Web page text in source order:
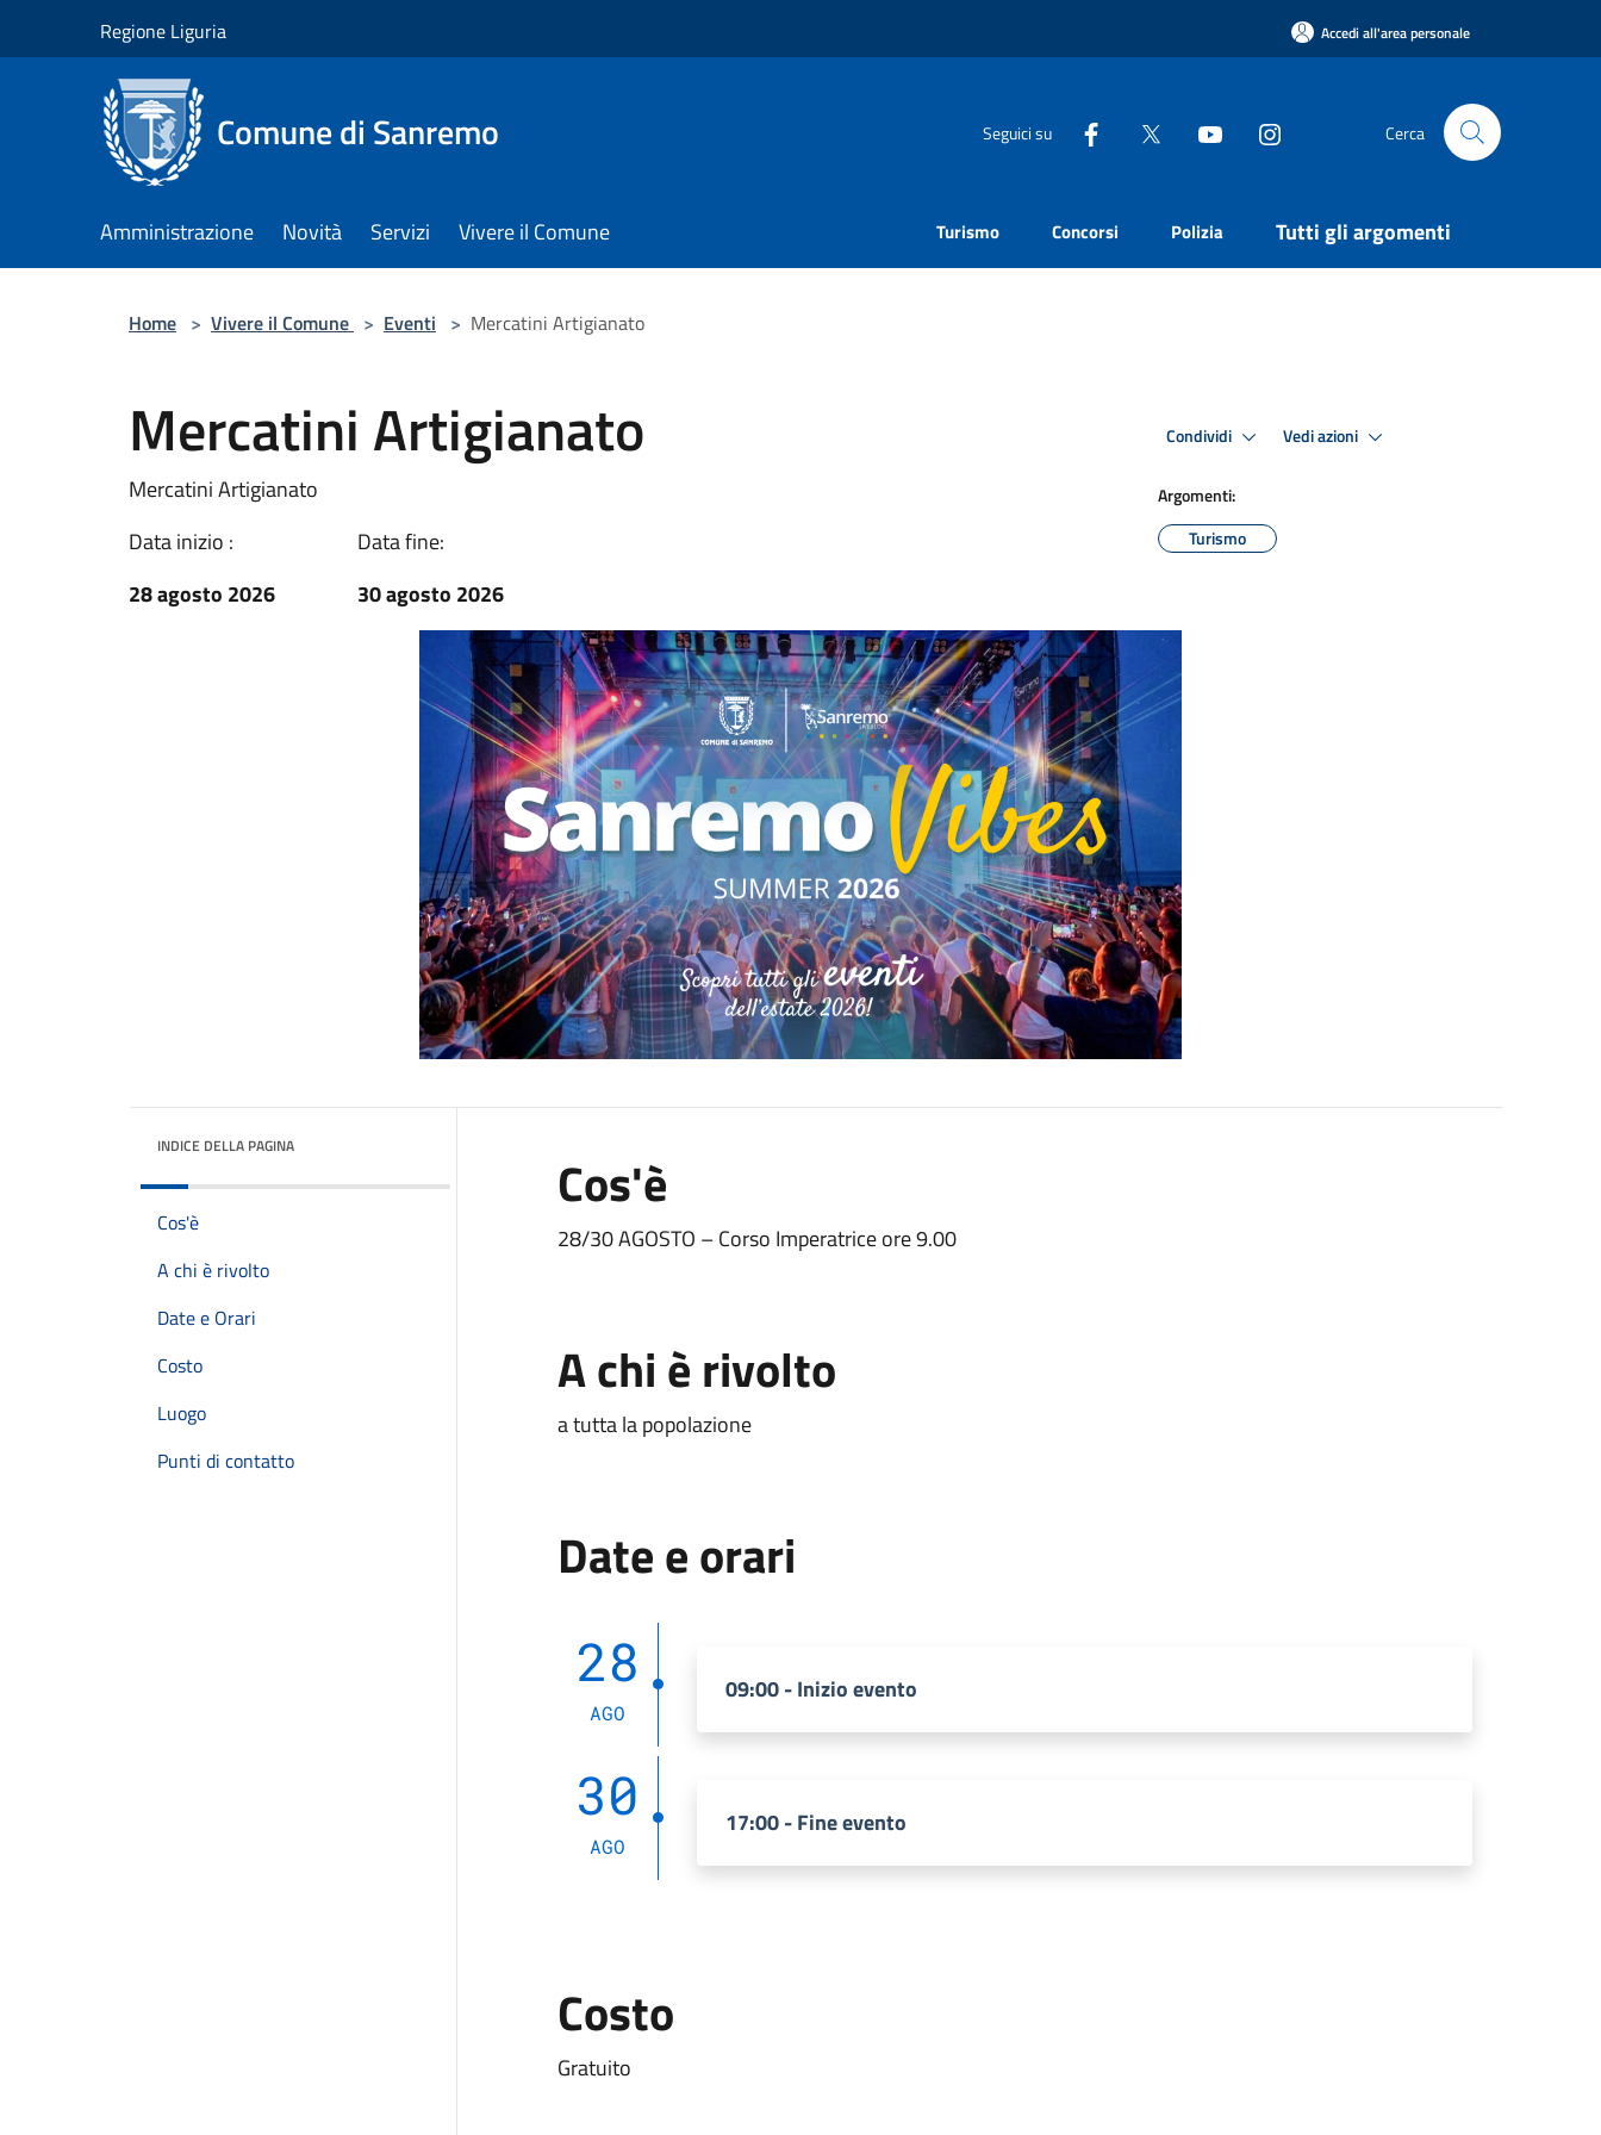
Regione Liguria Accedi all'area personale
Comune di Sanremo Seguici su Cerca
Amministrazione Novità Servizi Vivere il Comune Turismo Concorsi Polizia Tutti gli argomenti
Home > Vivere il Comune > Eventi > Mercatini Artigianato
Mercatini Artigianato
Mercatini Artigianato
Data inizio :
28 agosto 2026
Data fine:
30 agosto 2026
Condividi Vedi azioni
Argomenti:
Turismo
INDICE DELLA PAGINA
Cos'è
A chi è rivolto
Date e Orari
Costo
Luogo
Punti di contatto
Cos'è
28/30 AGOSTO – Corso Imperatrice ore 9.00
A chi è rivolto
a tutta la popolazione
Date e orari
28
AGO
09:00 - Inizio evento
30
AGO
17:00 - Fine evento
Costo
Gratuito